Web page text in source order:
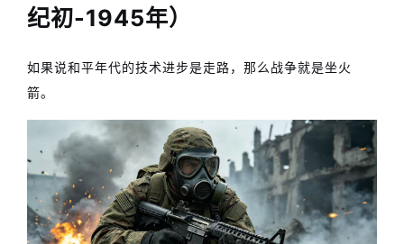
纪初-1945年）
如果说和平年代的技术进步是走路，那么战争就是坐火
箭。